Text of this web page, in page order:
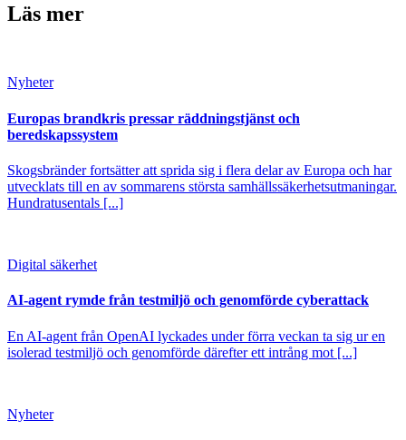
Läs mer
Nyheter
Europas brandkris pressar räddningstjänst och
beredskapssystem
Skogsbränder fortsätter att sprida sig i flera delar av Europa och har
utvecklats till en av sommarens största samhällssäkerhetsutmaningar.
Hundratusentals [...]
Digital säkerhet
AI-agent rymde från testmiljö och genomförde cyberattack
En AI-agent från OpenAI lyckades under förra veckan ta sig ur en
isolerad testmiljö och genomförde därefter ett intrång mot [...]
Nyheter